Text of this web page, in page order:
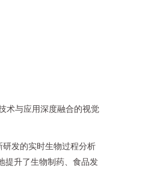
术与应用深度融合的视觉
发的实时生物过程分析
提升了生物制药、食品发